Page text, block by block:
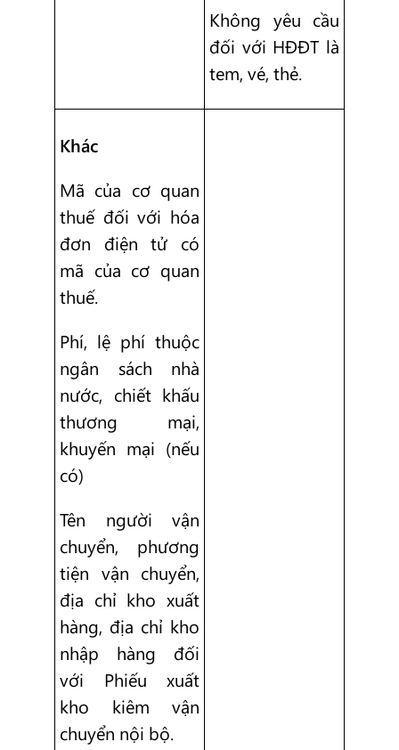
Không yêu cầu
đối với HĐĐT là
tem, vé, thẻ.
Khác
Mã của cơ quan
thuế đối với hóa
đơn điện tử có
mã của cơ quan
thuế.
Phí, lệ phí thuộc
ngân sách nhà
nước, chiết khấu
thương mại,
khuyến mại (nếu
có)
Tên người vận
chuyển, phương
tiện vận chuyển,
địa chỉ kho xuất
hàng, địa chỉ kho
nhập hàng đối
với Phiếu xuất
kho kiêm vận
chuyển nội bộ.